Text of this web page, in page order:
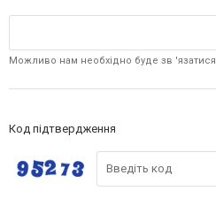
Можливо нам необхідно буде зв
Код підтвердження